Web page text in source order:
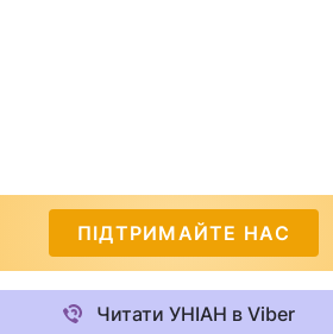
ПІДТРИМАЙТЕ НАС
Читати УНІАН в Viber